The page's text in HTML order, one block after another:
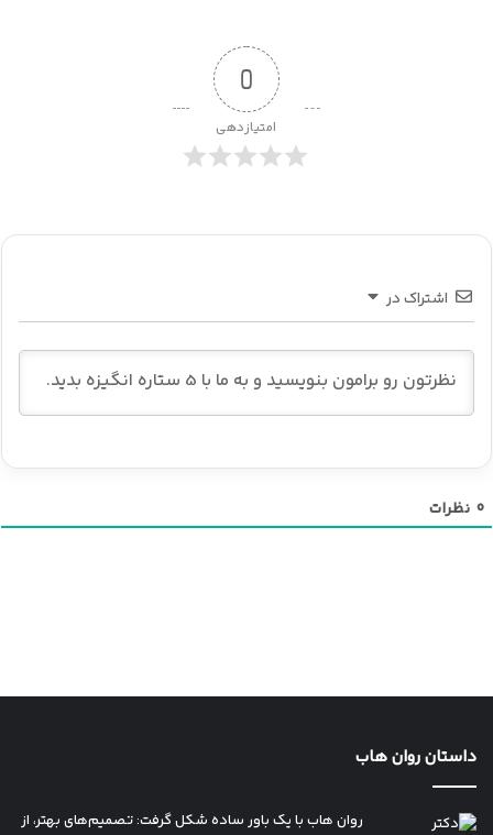
0
امتیازدهی
اشتراک در
0 نظرات
داستان روان هاب
روان هاب با یک باور ساده شکل گرفت: تصمیم‌های بهتر، از